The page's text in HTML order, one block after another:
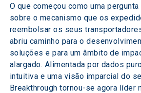
O que começou como uma
sobre o mecanismo que os
reembolsar os seus
abriu caminho para o
soluções e para um âmbito de
alargado. Alimentada por dados
intuitiva e uma visão imparcial do
Breakthrough tornou-se agora líder